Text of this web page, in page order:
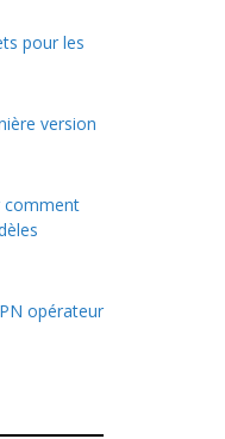
pour les
version
comment
opérateur